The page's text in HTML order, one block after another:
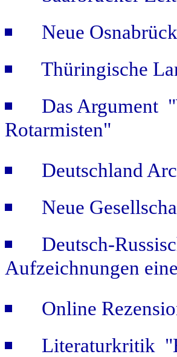
Neue
Thüringische
Das Argument
Rotarmisten"
Deutschland
Neue
Deutsch-
Aufzeichnungen
Online
Literaturkritik